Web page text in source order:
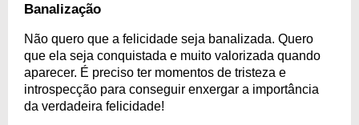
Banalização
Não quero que a felicidade seja banalizada. Quero
que ela seja conquistada e muito valorizada quando
aparecer. É preciso ter momentos de tristeza e
introspecção para conseguir enxergar a importância
da verdadeira felicidade!